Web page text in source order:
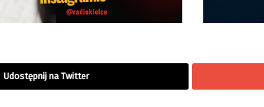
Udostępnij na Twitter